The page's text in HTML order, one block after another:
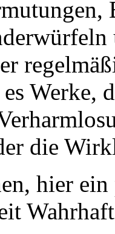
Werke,
die
hier ein